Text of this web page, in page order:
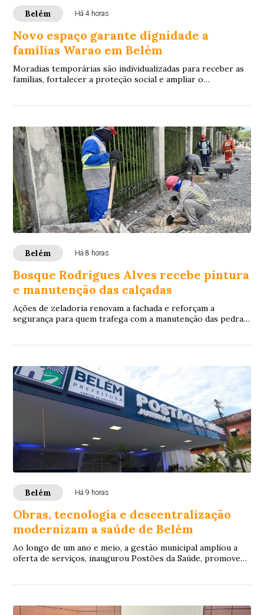
Belém Há 4 horas
Novo espaço garante dignidade a
famílias Warao em Belém
Moradias temporárias são individualizadas para receber as
famílias, fortalecer a proteção social e ampliar o
Belém Há 8 horas
Bosque Rodrigues Alves recebe pintura
e manutenção das calçadas
Ações de zeladoria renovam a fachada e reforçam a
segurança para quem trafega com a manutenção das pedras
Belém Há 9 horas
Obras, tecnologia e descentralização
modernizam a saúde de Belém
Ao longo de um ano e meio, a gestão municipal ampliou a
oferta de serviços, inaugurou Postões da Saúde, promoveu